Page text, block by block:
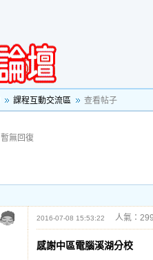
課程互動交流區 查看帖子
暫無回復
2016-07-08 15:53:22 人氣：
感謝中區電腦溪湖分校